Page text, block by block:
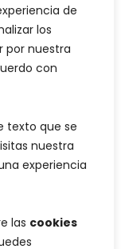
de
los
por nuestra
con
texto que se
nuestra
experiencia
las cookies